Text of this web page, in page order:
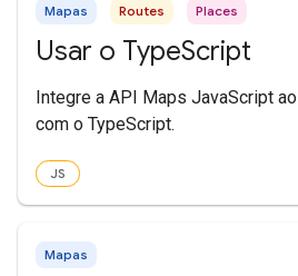
Mapas Routes Places
Usar o TypeScript
Integre a API Maps JavaScript
com o TypeScript.
JS
Mapas